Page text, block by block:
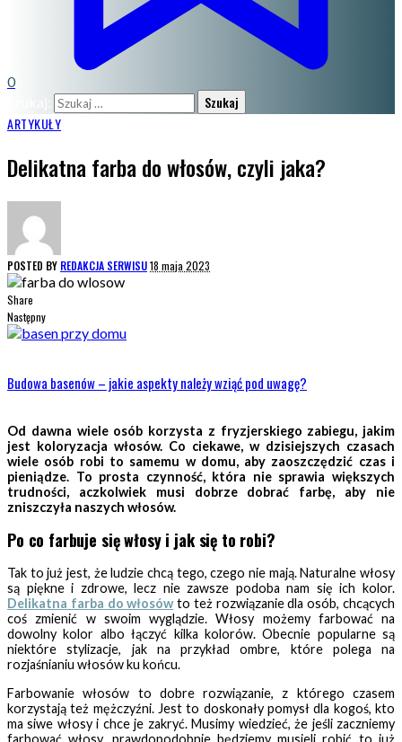
0
ARTYKUŁY
Delikatna farba do włosów, czyli jaka?
POSTED BY REDAKCJA SERWISU18 maja 2023
Share
Następny
Budowa basenów – jakie aspekty należy wziąć pod uwagę?
Od dawna wiele osób korzysta z fryzjerskiego zabiegu, jakim
jest koloryzacja włosów. Co ciekawe, w dzisiejszych czasach
wiele osób robi to samemu w domu, aby zaoszczędzić czas i
pieniądze. To prosta czynność, która nie sprawia większych
trudności, aczkolwiek musi dobrze dobrać farbę, aby nie
zniszczyła naszych włosów.
Po co farbuje się włosy i jak się to robi?
Tak to już jest, że ludzie chcą tego, czego nie mają. Naturalne włosy
są piękne i zdrowe, lecz nie zawsze podoba nam się ich kolor.
Delikatna farba do włosówto też rozwiązanie dla osób, chcących
coś zmienić w swoim wyglądzie. Włosy możemy farbować na
dowolny kolor albo łączyć kilka kolorów. Obecnie popularne są
niektóre stylizacje, jak na przykład ombre, które polega na
rozjaśnianiu włosów ku końcu.
Farbowanie włosów to dobre rozwiązanie, z którego czasem
korzystają też mężczyźni. Jest to doskonały pomysł dla kogoś, kto
ma siwe włosy i chce je zakryć. Musimy wiedzieć, że jeśli zaczniemy
farbować włosy, prawdopodobnie będziemy musieli robić to już